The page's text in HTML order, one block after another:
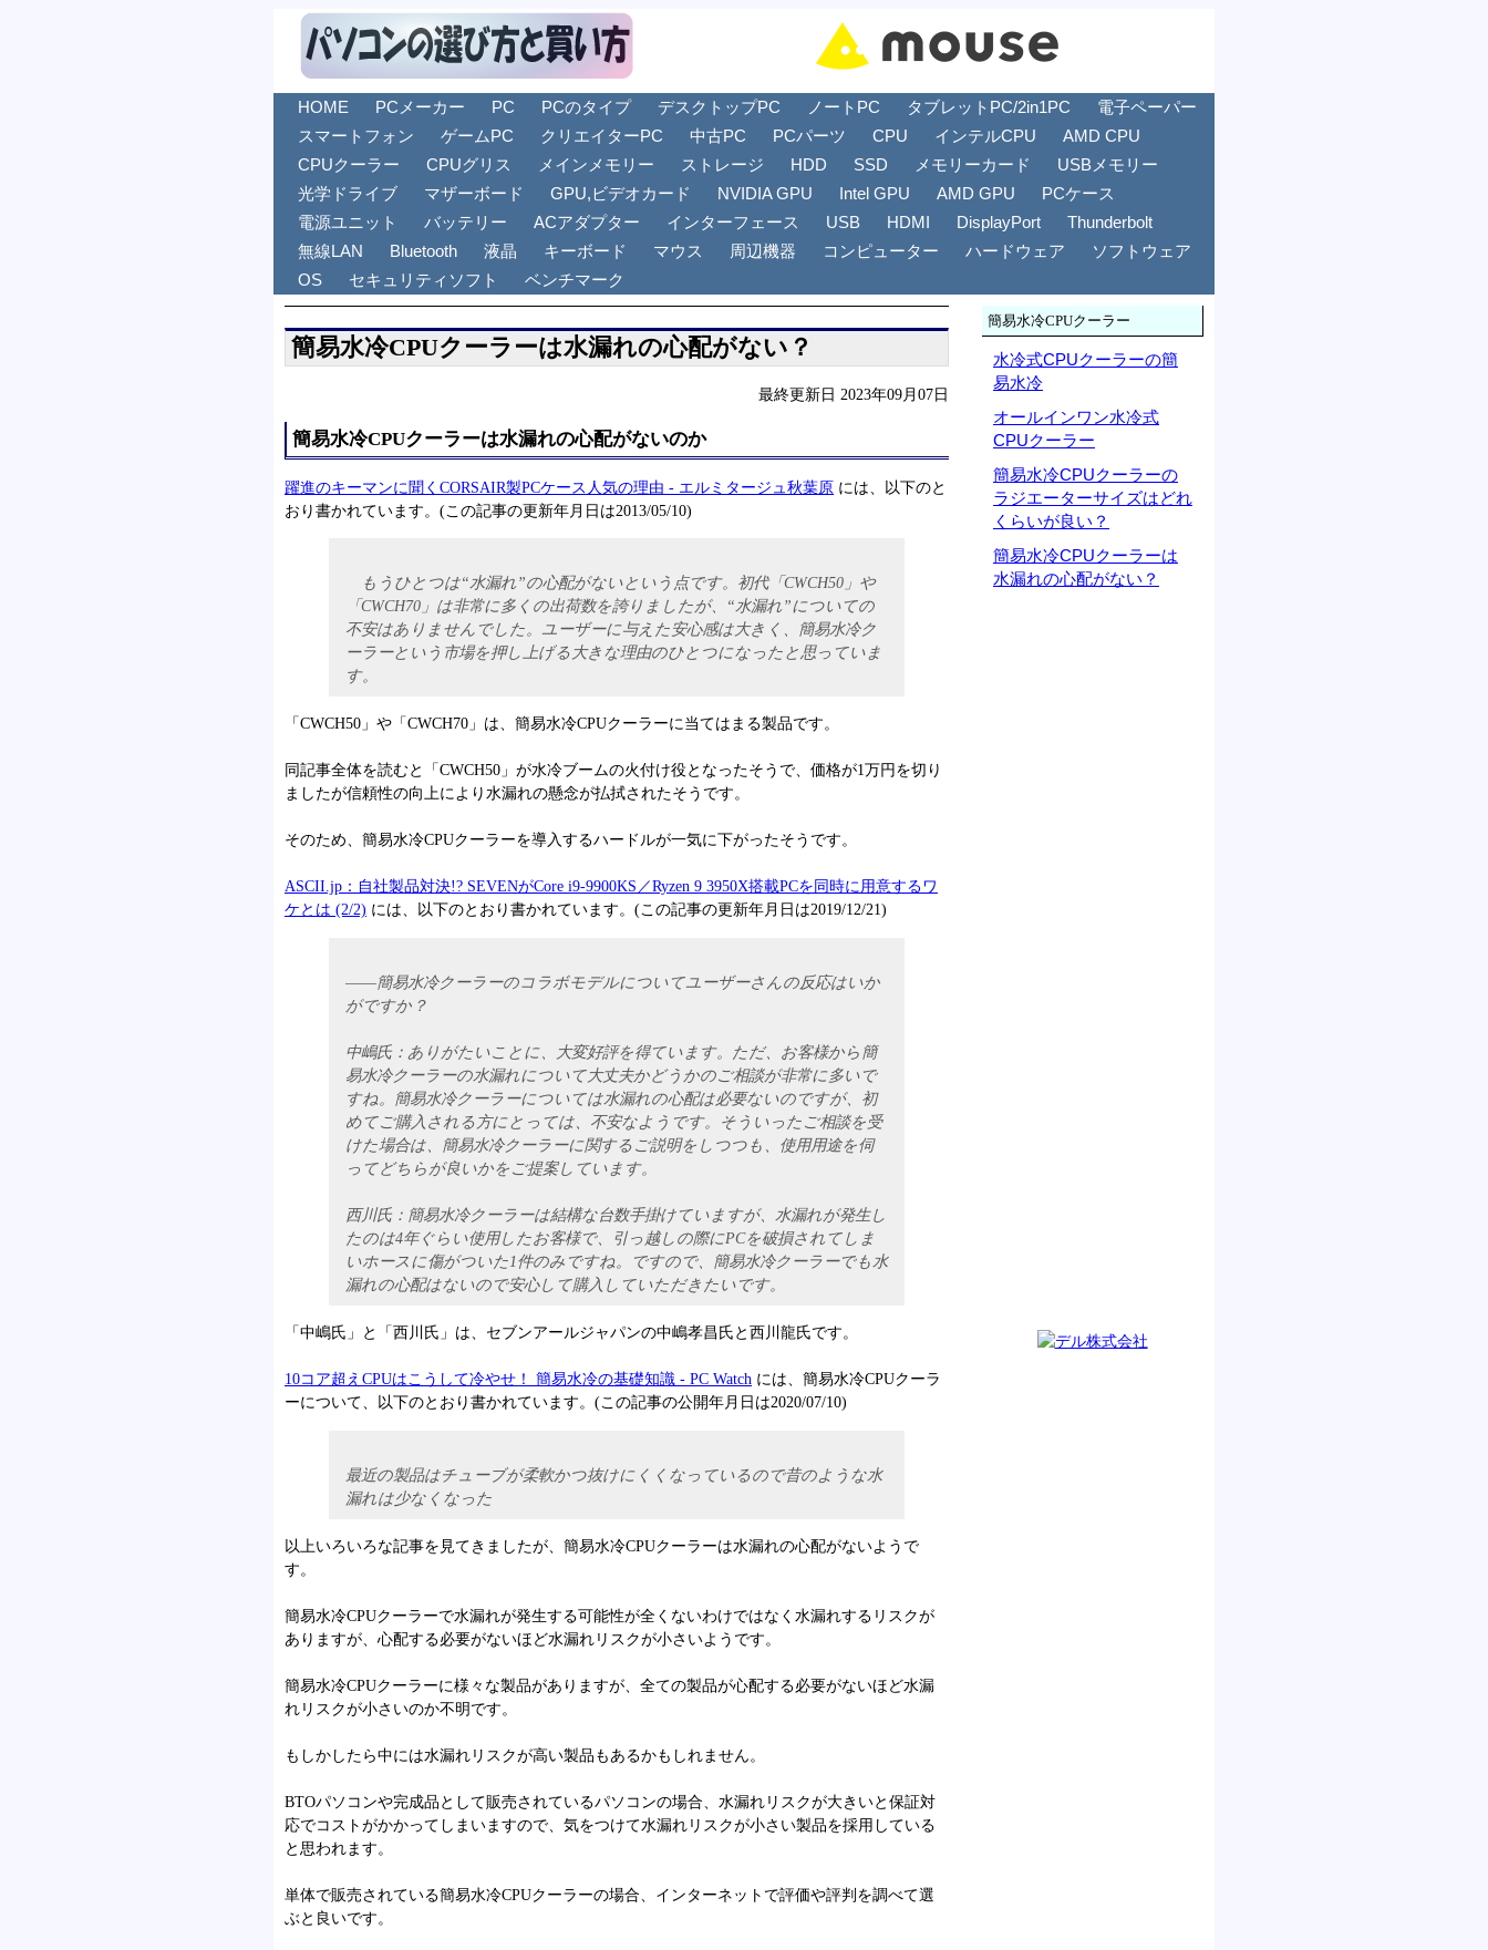
HOME PCメーカー PC PCのタイプ デスクトップPC ノートPC タブレットPC/2in1PC
電子ペーパー
スマートフォン
ゲームPC クリエイターPC 中古PC PCパーツ CPU インテルCPU
AMD CPU
CPUクーラー
CPUグリス メインメモリー ストレージ HDD SSD メモリーカード
USBメモリー
光学ドライブ
マザーボード GPU,ビデオカード NVIDIA GPU Intel GPU AMD GPU
PCケース
電源ユニット
バッテリー ACアダプター インターフェース USB HDMI DisplayPort
Thunderbolt
無線LAN
Bluetooth 液晶 キーボード マウス 周辺機器 コンピューター ハードウェア
ソフトウェア
OS
セキュリティソフト ベンチマーク
簡易水冷CPUクーラーは水漏れの心配がない？
最終更新日 2023年09月07日
簡易水冷CPUクーラーは水漏れの心配がないのか
躍進のキーマンに聞くCORSAIR製PCケース人気の理由 - エルミタージュ秋葉原 には、以下のと
おり書かれています。(この記事の更新年月日は2013/05/10)
もうひとつは“水漏れ”の心配がないという点です。初代「CWCH50」や
「CWCH70」は非常に多くの出荷数を誇りましたが、“水漏れ”についての
不安はありませんでした。ユーザーに与えた安心感は大きく、簡易水冷ク
ーラーという市場を押し上げる大きな理由のひとつになったと思っていま
す。
「CWCH50」や「CWCH70」は、簡易水冷CPUクーラーに当てはまる製品です。
同記事全体を読むと「CWCH50」が水冷ブームの火付け役となったそうで、価格が1万円を切り
ましたが信頼性の向上により水漏れの懸念が払拭されたそうです。
そのため、簡易水冷CPUクーラーを導入するハードルが一気に下がったそうです。
ASCII.jp：自社製品対決!? SEVENがCore i9-9900KS／Ryzen 9 3950X搭載PCを同時に用意するワ
ケとは (2/2) には、以下のとおり書かれています。(この記事の更新年月日は2019/12/21)
――簡易水冷クーラーのコラボモデルについてユーザーさんの反応はいか
がですか？
中嶋氏：ありがたいことに、大変好評を得ています。ただ、お客様から簡
易水冷クーラーの水漏れについて大丈夫かどうかのご相談が非常に多いで
すね。簡易水冷クーラーについては水漏れの心配は必要ないのですが、初
めてご購入される方にとっては、不安なようです。そういったご相談を受
けた場合は、簡易水冷クーラーに関するご説明をしつつも、使用用途を伺
ってどちらが良いかをご提案しています。
西川氏：簡易水冷クーラーは結構な台数手掛けていますが、水漏れが発生し
たのは4年ぐらい使用したお客様で、引っ越しの際にPCを破損されてしま
いホースに傷がついた1件のみですね。ですので、簡易水冷クーラーでも水
漏れの心配はないので安心して購入していただきたいです。
「中嶋氏」と「西川氏」は、セブンアールジャパンの中嶋孝昌氏と西川龍氏です。
10コア超えCPUはこうして冷やせ！ 簡易水冷の基礎知識 - PC Watch には、簡易水冷CPUクーラ
ーについて、以下のとおり書かれています。(この記事の公開年月日は2020/07/10)
最近の製品はチューブが柔軟かつ抜けにくくなっているので昔のような水
漏れは少なくなった
以上いろいろな記事を見てきましたが、簡易水冷CPUクーラーは水漏れの心配がないようで
す。
簡易水冷CPUクーラーで水漏れが発生する可能性が全くないわけではなく水漏れするリスクが
ありますが、心配する必要がないほど水漏れリスクが小さいようです。
簡易水冷CPUクーラーに様々な製品がありますが、全ての製品が心配する必要がないほど水漏
れリスクが小さいのか不明です。
もしかしたら中には水漏れリスクが高い製品もあるかもしれません。
BTOパソコンや完成品として販売されているパソコンの場合、水漏れリスクが大きいと保証対
応でコストがかかってしまいますので、気をつけて水漏れリスクが小さい製品を採用している
と思われます。
単体で販売されている簡易水冷CPUクーラーの場合、インターネットで評価や評判を調べて選
ぶと良いです。
簡易水冷CPUクーラー
水冷式CPUクーラーの簡
易水冷
オールインワン水冷式
CPUクーラー
簡易水冷CPUクーラーの
ラジエーターサイズはどれ
くらいが良い？
簡易水冷CPUクーラーは
水漏れの心配がない？